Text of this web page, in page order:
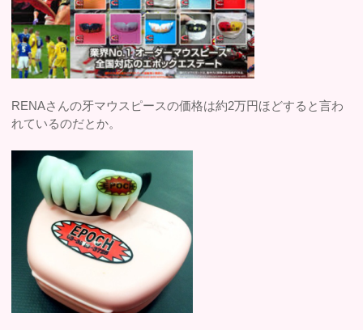
RENAさんの牙マウスピースの価格は約2万円ほどすると言わ
れているのだとか。